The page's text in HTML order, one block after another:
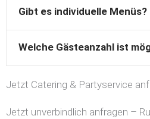
Gibt es individuelle Menüs?
Welche Gästeanzahl ist
Jetzt Catering & Partyservice
Jetzt unverbindlich anfragen –